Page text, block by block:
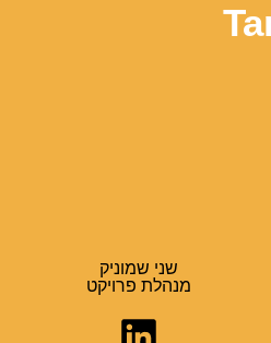
שני שמוניק
מנהלת פרויקט